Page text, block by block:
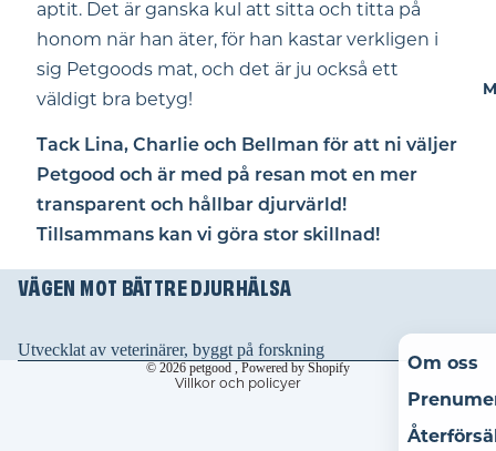
Om oss
aptit. Det är ganska kul att sitta och titta på
honom när han äter, för han kastar verkligen i
sig Petgoods mat, och det är ju också ett
väldigt bra betyg!
Tack Lina, Charlie och Bellman för att ni väljer
Petgood och är med på resan mot en mer
transparent och hållbar djurvärld!
Tillsammans kan vi göra stor skillnad!
VÄGEN MOT BÄTTRE DJURHÄLSA
Utvecklat av veterinärer, byggt på forskning
© 2026 petgood , Powered by Shopify
Villkor och policyer
Återbetalningspolicy
Rättsligt meddelande
Kontaktinformation